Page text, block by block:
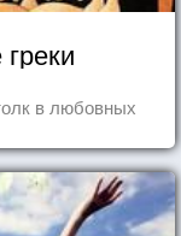
в любовных